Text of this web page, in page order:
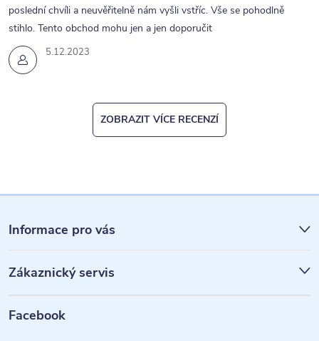
5.12.2023
poslední chvíli a neuvěřitelně nám vyšli vstříc. Vše se pohodlně
stihlo. Tento obchod mohu jen a jen doporučit
ZOBRAZIT VÍCE RECENZÍ
á
p
a
Informace pro vás
Zákaznický servis
Facebook